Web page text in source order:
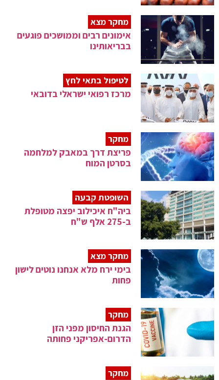
מחקר מצא
אימונים רבים וממושכים פוגעים
בבריאותינו
לטיפול בתאי לחץ
מרכז רפואי ישראלי בדובאי
מחקר
פריצת דרך במאבק למלחמה
בסרטן המוח
השופטת קבעה
ביה"ח איכילוב יפצה מטופלת
ב-275 אלף ש"ח
מחקר מצא
בימי ירח מלא אנחנו נוטים לישון
פחות
מחקר
הגנת החיסון מפני הזן
הדרום-אפריקני פחותה
מחקר